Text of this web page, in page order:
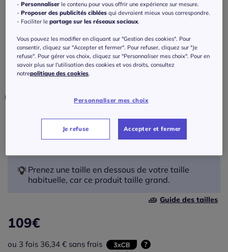
Exclu web
Gilet long
Réf : 364.054.010
Couleur :myrtilles
Veuillez sélectionner une taille
40 -
44 -épuisé
46 -En stock
Prenez une taille en dessous de votre taille
habituelle, car ce produit taille grand.
Guide des tailles
109€
ou 3 fois 36,34 € sans frais ?
-Personnaliser le contenu pour vous offrir une expérience sur mesure.
-Proposer des publicités ciblées qui devraient mieux vous correspondre.
- Faciliter lepartage sur les réseaux sociaux.
Vous pouvez les modifier en cliquant sur "Gestion des cookies". Pour
consentir, cliquez sur "Accepter et fermer". Pour refuser, cliquez sur "Je
refuse". Pour gérer vos choix, cliquez sur "Personnaliser mes choix". Pour en
savoir plus sur l'utilisation des cookies et vos droits, consultez
notrepolitique des cookies.
Personnaliser mes choix
Je refuse Accepter et fermer